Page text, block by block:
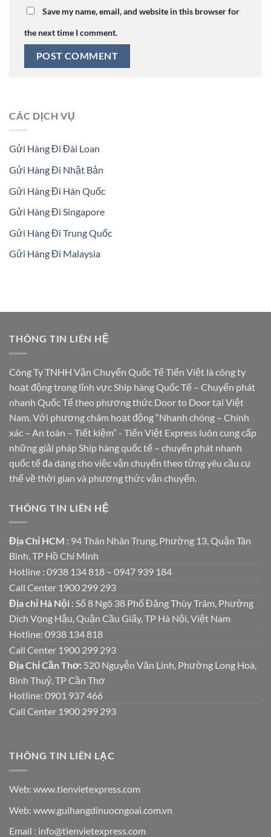
Save my name, email, and website in this browser for
the next time I comment.
CÁC DỊCH VỤ
Gửi Hàng Đi Đài Loan
Gửi Hàng Đi Nhật Bản
Gửi Hàng Đi Hàn Quốc
Gửi Hàng Đi Singapore
Gửi Hàng Đi Trung Quốc
Gửi Hàng Đi Malaysia
THÔNG TIN LIÊN HỆ
Công Ty TNHH Vận Chuyển Quốc Tế Tiến Việt là công ty
hoạt động trong lĩnh vực Ship hàng Quốc Tế – Chuyển phát
nhanh Quốc Tế theo phương thức Door to Door tại Việt
Nam. Với phương châm hoạt động “Nhanh chóng – Chính
xác – An toàn – Tiết kiệm” - Tiến Việt Express luôn cung cấp
những giải pháp Ship hàng quốc tế – chuyển phát nhanh
quốc tế đa dạng cho việc vận chuyển theo từng yêu cầu cụ
thể về thời gian và phương thức vận chuyển.
THÔNG TIN LIÊN HỆ
Địa Chỉ HCM : 94 Thân Nhân Trung, Phường 13, Quận Tân
Bình, TP Hồ Chí Minh
Hotline : 0938 134 818 – 0947 939 184
Call Center 1900 299 293
Địa chỉ Hà Nội : Số 8 Ngõ 38 Phố Đặng Thùy Trâm, Phường
Dịch Vọng Hậu, Quận Cầu Giấy, TP Hà Nội, Việt Nam
Hotline: 0938 134 818
Call Center 1900 299 293
Địa Chỉ Cần Thơ: 520 Nguyễn Văn Linh, Phường Long Hoà,
Bình Thuỷ, TP Cần Thơ
Hotline: 0901 937 466
Call Center 1900 299 293
THÔNG TIN LIÊN LẠC
Web: www.tienvietexpress.com
Web: www.guihangdinuocngoai.com.vn
Email : info@tienvietexpress.com